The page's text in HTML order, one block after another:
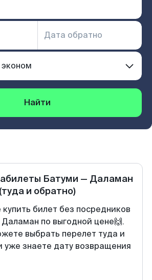
Найти
Батуми — Даламан
(туда и обратно)
билет без посредников
по выгодной цене🙌.
выбрать перелет туда и
уже знаете дату возвращения